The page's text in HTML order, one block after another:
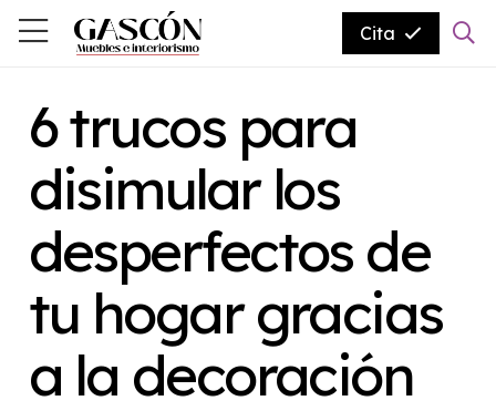
Cita
6 trucos para
disimular los
desperfectos de
tu hogar gracias
a la decoración